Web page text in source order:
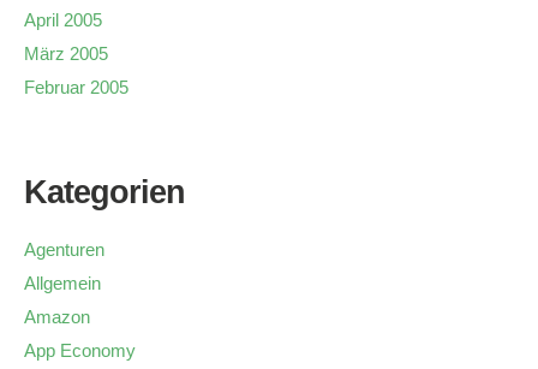
April 2005
März 2005
Februar 2005
Kategorien
Agenturen
Allgemein
Amazon
App Economy